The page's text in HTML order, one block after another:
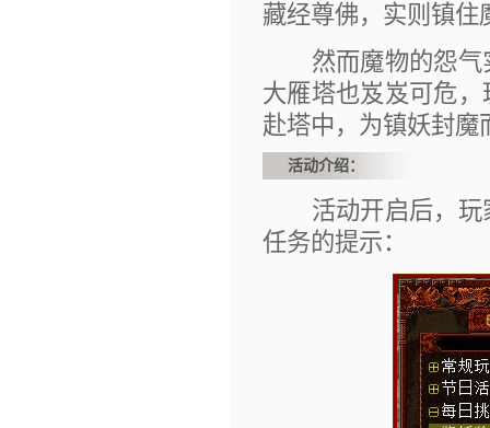
藏经尊佛，实则镇住
然而魔物的怨气
大雁塔也岌岌可危
赴塔中，为镇妖封魔
活动介绍：
活动开启后，玩
任务的提示：